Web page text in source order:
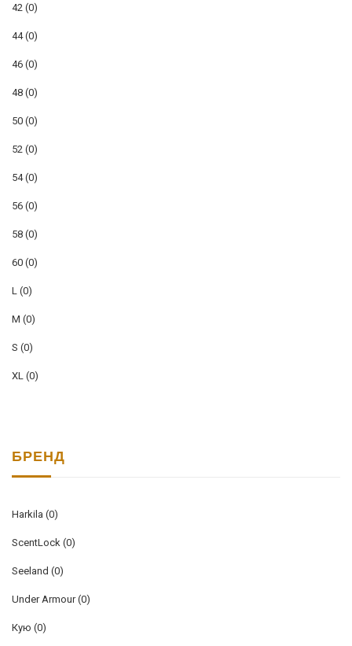
42 (0)
44(0)
46 (0)
48 (0)
50 (0)
52 (0)
54(0)
56 (0)
58 (0)
60 (0)
L (0)
M (0)
S (0)
XL (0)
БРЕНД
Harkila (0)
ScentLock (0)
Seeland (0)
Under Armour(0)
Кую (0)